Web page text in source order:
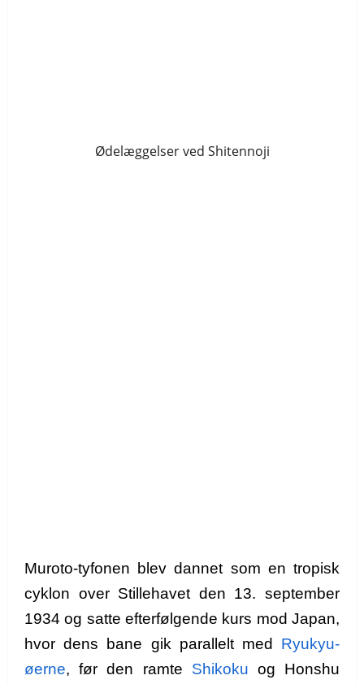
Ødelæggelser ved Shitennoji
Muroto-tyfonen blev dannet som en tropisk
cyklon over Stillehavet den 13. september
1934 og satte efterfølgende kurs mod Japan,
hvor dens bane gik parallelt med Ryukyu-
øerne, før den ramte Shikoku og Honshu